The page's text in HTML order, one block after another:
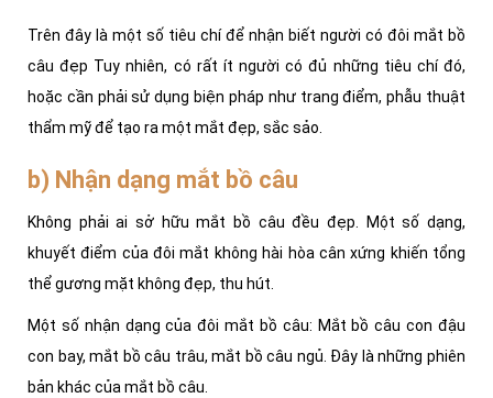
Trên đây là một số tiêu chí để nhận biết người có đôi mắt bồ
câu đẹp Tuy nhiên, có rất ít người có đủ những tiêu chí đó,
hoặc cần phải sử dụng biện pháp như trang điểm, phẫu thuật
thẩm mỹ để tạo ra một mắt đẹp, sắc sảo.
b) Nhận dạng mắt bồ câu
Không phải ai sở hữu mắt bồ câu đều đẹp. Một số dạng,
khuyết điểm của đôi mắt không hài hòa cân xứng khiến tổng
thể gương mặt không đẹp, thu hút.
Một số nhận dạng của đôi mắt bồ câu: Mắt bồ câu con đậu
con bay, mắt bồ câu trâu, mắt bồ câu ngủ. Đây là những phiên
bản khác của mắt bồ câu.